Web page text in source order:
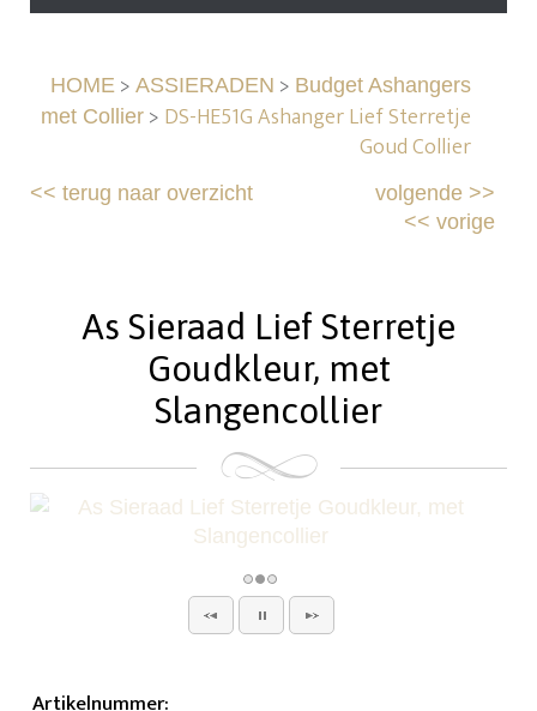
HOME> ASSIERADEN > Budget Ashangers
met Collier> DS-HE51G Ashanger Lief Sterretje
Goud Collier
<<terug naar overzicht volgende>>
<< vorige
As Sieraad Lief Sterretje
Goudkleur, met
Slangencollier
Artikelnummer: